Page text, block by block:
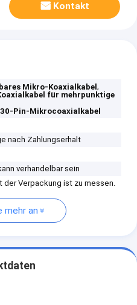
Kontakt
Mikro-Koaxialkabel,
für mehrpunktige
Pin-Mikrocoaxialkabel
nach Zahlungserhalt
verhandelbar sein
der Verpackung ist zu messen.
mehr an